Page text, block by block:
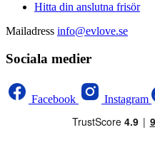
Hitta din anslutna frisör
Mailadress info@evlove.se
Sociala medier
Facebook Instagram